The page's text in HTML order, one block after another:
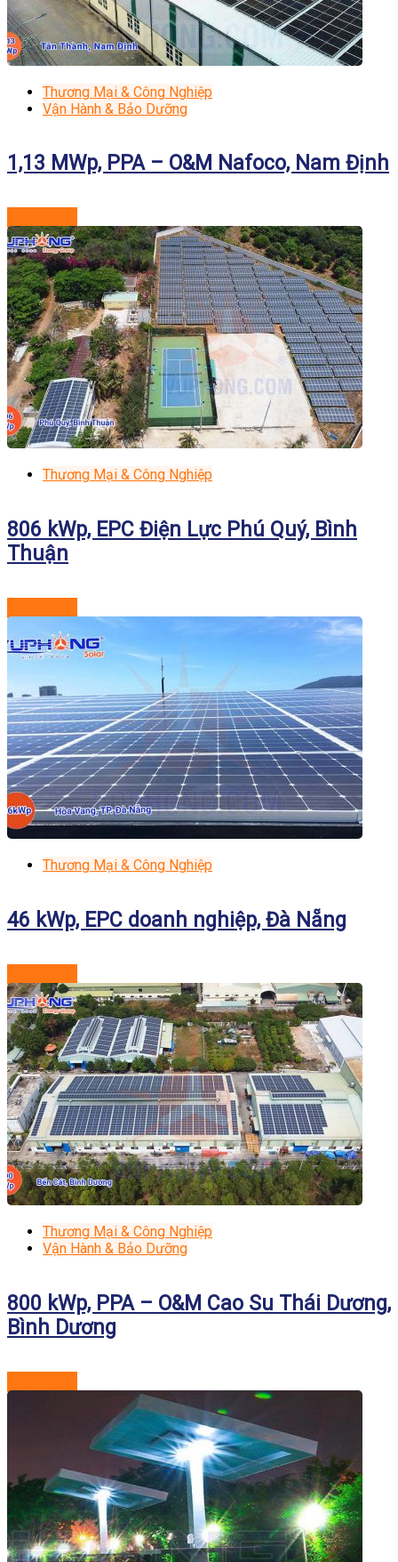
Thương Mại & Công Nghiệp
Vận Hành & Bảo Dưỡng
1,13 MWp, PPA – O&M Nafoco, Nam Định
Thương Mại & Công Nghiệp
806 kWp, EPC Điện Lực Phú Quý, Bình
Thuận
Thương Mại & Công Nghiệp
46 kWp, EPC doanh nghiệp, Đà Nẵng
Thương Mại & Công Nghiệp
Vận Hành & Bảo Dưỡng
800 kWp, PPA – O&M Cao Su Thái Dương,
Bình Dương